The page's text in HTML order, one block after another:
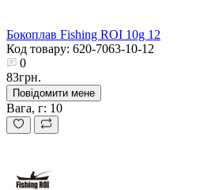
Бокоплав Fishing ROI 10g 12
Код товару: 620-7063-10-12
0
83грн.
Повідомити мене
Вага, г: 10